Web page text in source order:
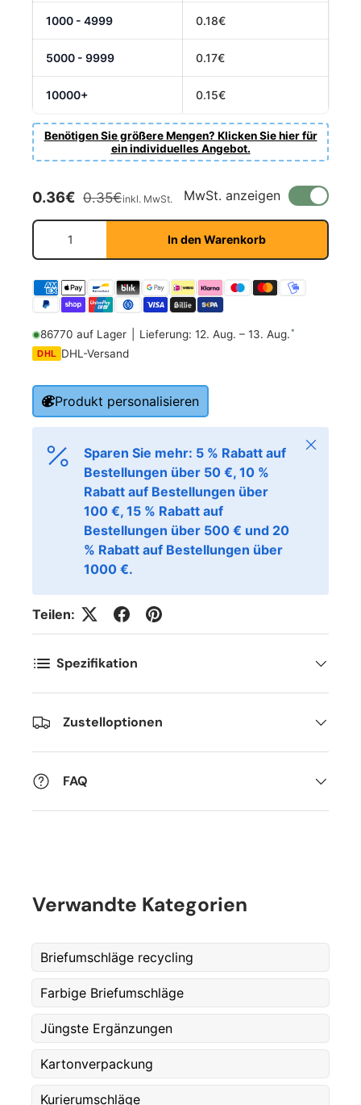
1000 - 4999 0.18€
5000 - 9999 0.17€
10000+ 0.15€
Benötigen Sie größere Mengen? Klicken Sie hier für
ein individuelles Angebot.
Verkaufspreis
0.36€ Normaler Preis
0.35€inkl. MwSt. MwSt. anzeigen
Anzahl
In den Warenkorb
86770 auf Lager Lieferung: 12. Aug. – 13. Aug.*
DHL DHL-Versand
Produkt personalisieren
Sparen Sie mehr: 5 % Rabatt auf
Bestellungen über 50 €, 10 %
Rabatt auf Bestellungen über
100 €, 15 % Rabatt auf
Bestellungen über 500 € und 20
% Rabatt auf Bestellungen über
1000 €.
Schließen
Teilen:
Spezifikation
Zustelloptionen
FAQ
Verwandte Kategorien
Briefumschläge recycling
Farbige Briefumschläge
Jüngste Ergänzungen
Kartonverpackung
Kurierumschläge